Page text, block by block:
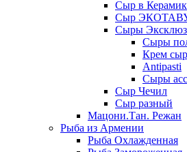
Сыр в
Сыр
Сыры
Сыры
Крем
Antipasti
Сыры
Сыр Чечил
Сыр разный
Мацони.Тан. Режан
Рыба из Армении
Рыба Охлажденная